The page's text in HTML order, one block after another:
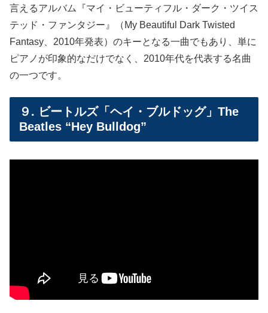
言えるアルバム『マイ・ビューティフル・ダーク・ツイス
テッド・ファンタジー』（My Beautiful Dark Twisted
Fantasy、2010年発表）のキーとなる一曲でもあり、単に
ピアノが印象的なだけでなく、2010年代を代表する名曲
の一つです。
９. ビートルズ「ヘイ・ブルドッグ」The
Beatles “Hey Bulldog”